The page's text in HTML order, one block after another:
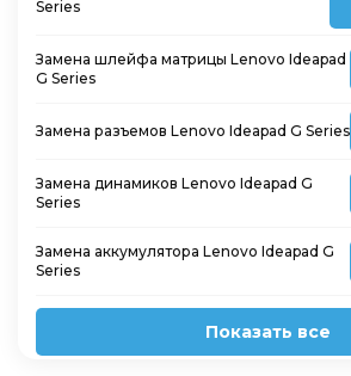
Series
Замена шлейфа матрицы Lenovo Ideapad
G Series
Замена разъемов Lenovo Ideapad G Series
Замена динамиков Lenovo Ideapad G
Series
Замена аккумулятора Lenovo Ideapad G
Series
Показать все